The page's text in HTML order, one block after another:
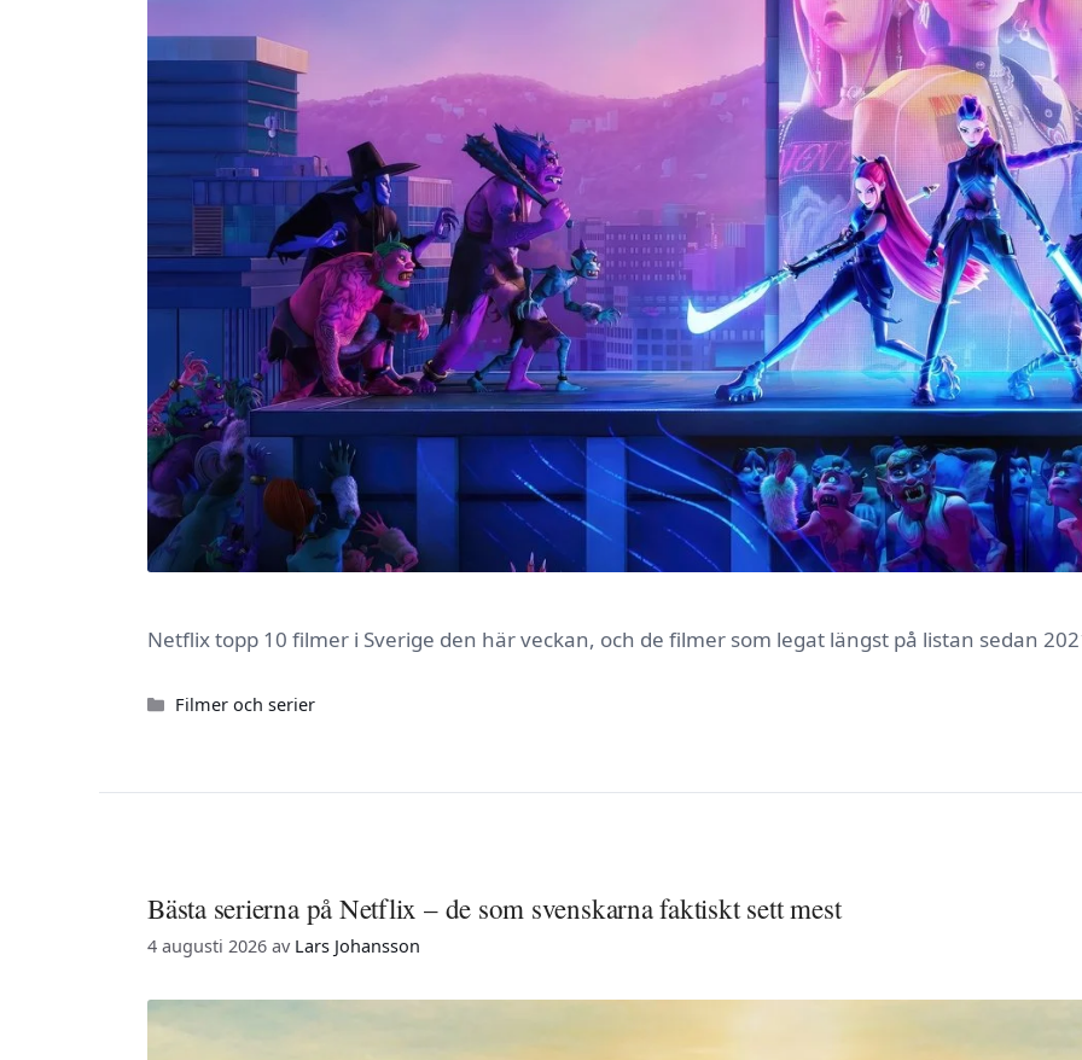
Netflix topp 10 filmer i Sverige den här veckan, och de filmer som legat längst på listan sedan
Kategorier
Filmer och serier
Bästa serierna på Netflix – de som svenskarna faktiskt sett mest
4 augusti 2026 av Lars Johansson